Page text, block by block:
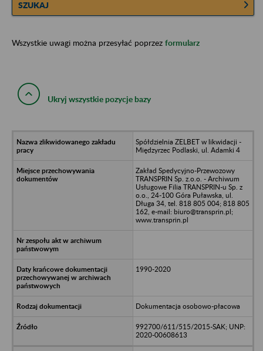
SZUKAJ
Wszystkie uwagi można przesyłać poprzez formularz
Ukryj wszystkie pozycje bazy
Spółdzielnia ZELBET w likwidacji -
Międzyrzec Podlaski, ul. Adamki 4
Zakład Spedycyjno-Przewozowy
TRANSPRIN Sp. z.o.o. - Archiwum
Usługowe Filia TRANSPRIN-u Sp. z
o.o., 24-100 Góra Puławska, ul.
Długa 34, tel. 818 805 004; 818 805
162, e-mail: biuro@transprin.pl;
www.transprin.pl
1990-2020
Dokumentacja osobowo-płacowa
992700/611/515/2015-SAK; UNP:
2020-00608613